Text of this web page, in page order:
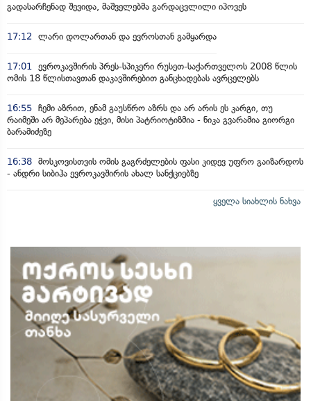
გადასარჩენად შევიდა, მაშველებმა გარდაცვლილი იპოვეს
17:12 ლარი დოლართან და ევროსთან გამყარდა
17:01
ევროკავშირის პრეს-სპიკერი რუსეთ-საქართველოს 2008 წლის
ომის 18 წლისთავთან დაკავშირებით განცხადებას ავრცელებს
16:55 ჩემი აზრით, ენამ გაუსწრო აზრს და არ არის ეს კარგი, თუ
რაიმეში არ მეპარება ეჭვი, მისი პატრიოტიზმია - ნიკა გვარამია გიორგი
ბარამიძეზე
16:38 მოსკოვისთვის ომის გაგრძელების ფასი კიდევ უფრო გაიზარდოს
- ანდრი სიბიჰა ევროკავშირის ახალ სანქციებზე
ყველა სიახლის ნახვა